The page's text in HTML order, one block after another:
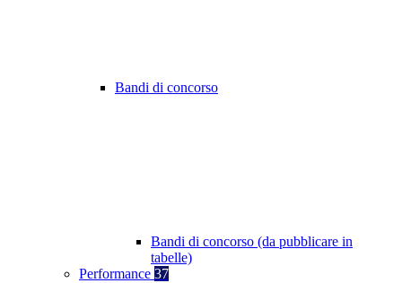
Bandi di concorso
Bandi di concorso (da pubblicare in
tabelle)
Performance 37